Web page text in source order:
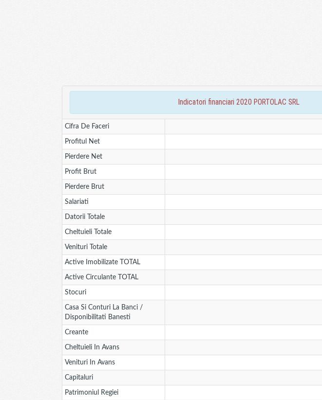
indicatori financiari 2020 PORTOLAC SRL
Cifra De Faceri
Profitul Net
Pierdere Net
Profit Brut
Pierdere Brut
Salariati
Datorii Totale
Cheltuieli Totale
Venituri Totale
Active Imobilizate TOTAL
Active Circulante TOTAL
Stocuri
Casa Si Conturi La Banci /
Disponibilitati Banesti
Creante
Cheltuieli In Avans
Venituri In Avans
Capitaluri
Patrimoniul Regiei